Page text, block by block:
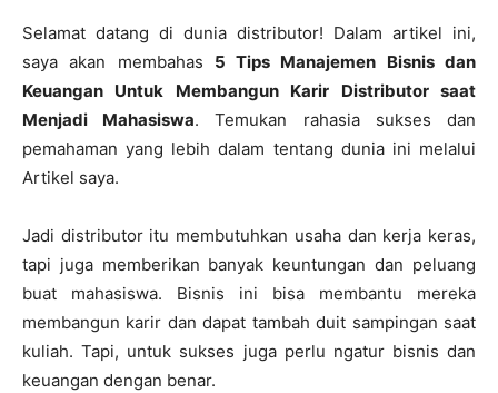
Selamat datang di dunia distributor! Dalam artikel ini,
saya akan membahas 5 Tips Manajemen Bisnis dan
Keuangan Untuk Membangun Karir Distributor saat
Menjadi Mahasiswa. Temukan rahasia sukses dan
pemahaman yang lebih dalam tentang dunia ini melalui
Artikel saya.
Jadi distributor itu membutuhkan usaha dan kerja keras,
tapi juga memberikan banyak keuntungan dan peluang
buat mahasiswa. Bisnis ini bisa membantu mereka
membangun karir dan dapat tambah duit sampingan saat
kuliah. Tapi, untuk sukses juga perlu ngatur bisnis dan
keuangan dengan benar.